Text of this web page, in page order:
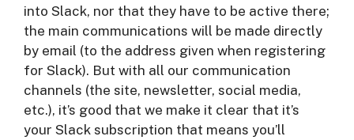
into Slack, nor that they have to be active there;
the main communications will be made directly
by email (to the address given when registering
for Slack). But with all our communication
channels (the site, newsletter, social media,
etc.), it’s good that we make it clear that it’s
your Slack subscription that means you’ll